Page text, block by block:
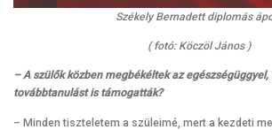
Székely Bernadett diplomás
( fotó: Köczöl János )
– A szülők közben megbékéltek az egészségüggyel,
továbbtanulást is támogatták?
– Minden tiszteletem a szüleimé, mert a kezdeti